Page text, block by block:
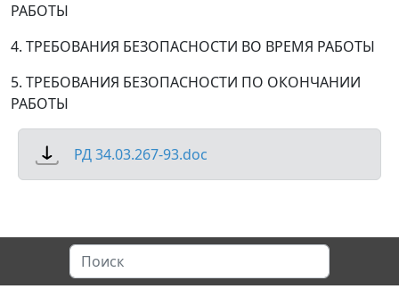
РАБОТЫ
4. ТРЕБОВАНИЯ БЕЗОПАСНОСТИ ВО ВРЕМЯ РАБОТЫ
5. ТРЕБОВАНИЯ БЕЗОПАСНОСТИ ПО ОКОНЧАНИИ
РАБОТЫ
РД 34.03.267-93.doc